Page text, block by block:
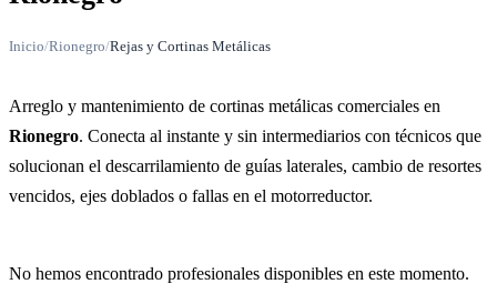
Inicio/Rionegro/Rejas y Cortinas Metálicas
Arreglo y mantenimiento de cortinas metálicas comerciales en
Rionegro. Conecta al instante y sin intermediarios con técnicos que
solucionan el descarrilamiento de guías laterales, cambio de resortes
vencidos, ejes doblados o fallas en el motorreductor.
No hemos encontrado profesionales disponibles en este momento.